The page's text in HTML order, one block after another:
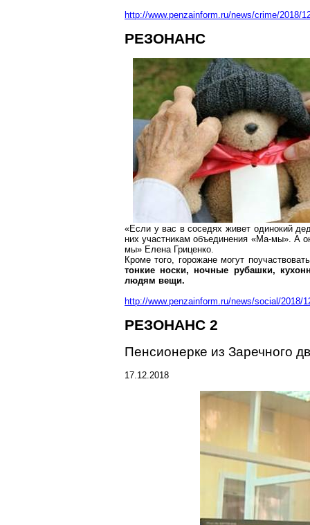
http://www.penzainform.ru/news/crime/2018/
РЕЗОНАНС
«Если у вас в соседях живет одинокий
них участникам объединения «Ма-мы». А
мы» Елена Гриценко.
Кроме того, горожане могут
тонкие носки, ночные рубашки,
людям вещи.
http://www.penzainform.ru/news/social/2018/
РЕЗОНАНС 2
Пенсионерке из Заречного
17.12.2018